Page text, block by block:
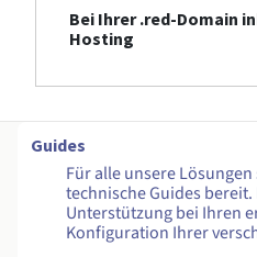
Bei Ihrer .red-Domain
Hosting
Guides
Für alle unsere
technische Guides
Unterstützung bei Ihren
Konfiguration Ihrer